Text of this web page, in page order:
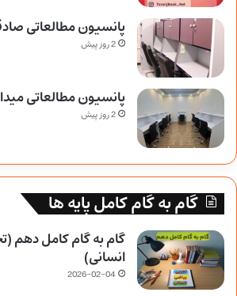
پانسیون مطالعاتی
2 روز پیش
پانسیون مطالعاتی
2 روز پیش
گام به گام کامل پایه ها
گام به گام کامل دهم
انسانی)
2026-02-04